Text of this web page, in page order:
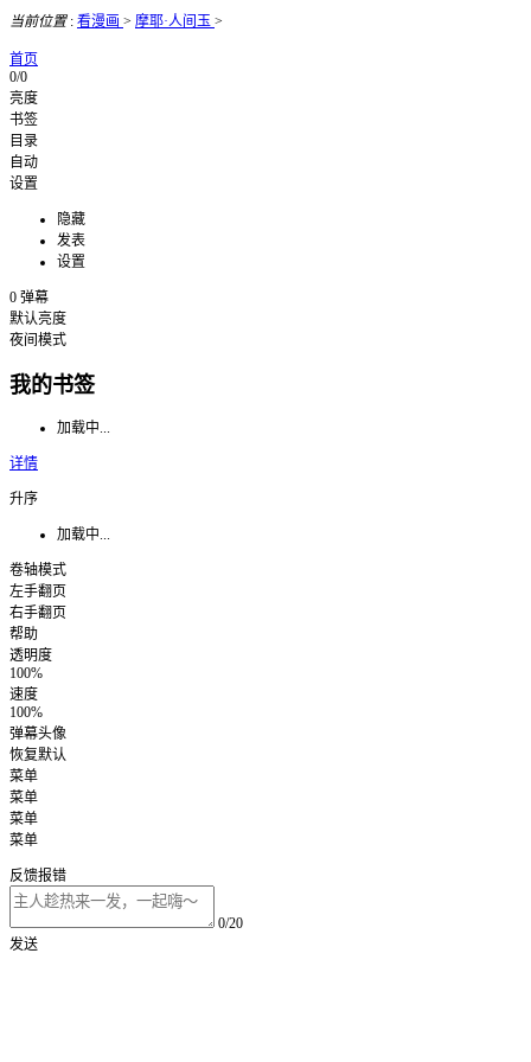
当前位置: 看漫画 > 摩耶·人间玉 >
首页
0/0
亮度
书签
目录
自动
设置
隐藏
发表
设置
0 弹幕
默认亮度
夜间模式
我的书签
加载中...
详情
升序
加载中...
卷轴模式
左手翻页
右手翻页
帮助
透明度
100%
速度
100%
弹幕头像
恢复默认
菜单
菜单
菜单
菜单
反馈报错
0/20
发送